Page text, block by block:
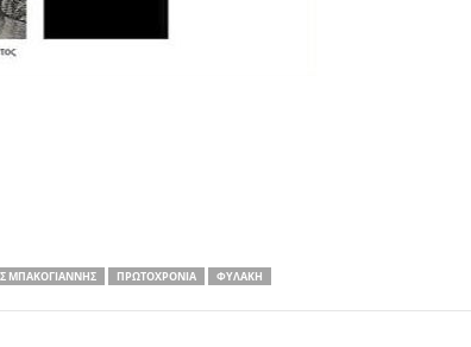
ΜΠΑΚΟΓΊΑΝΝΗΣ ΠΡΩΤΟΧΡΟΝΙΆ ΦΥΛΑΚΉ